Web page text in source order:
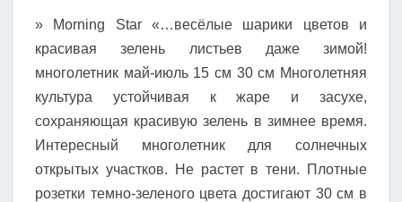
» Morning Star «…весёлые шарики цветов и
красивая зелень листьев даже зимой!
многолетник май-июль 15 см 30 см Многолетняя
культура устойчивая к жаре и засухе,
сохраняющая красивую зелень в зимнее время.
Интересный многолетник для солнечных
открытых участков. Не растет в тени. Плотные
розетки темно-зеленого цвета достигают 30 см в